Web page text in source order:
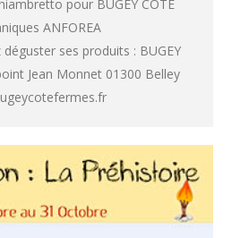
pour BUGEY CÔTÉ
ANFOREA
déguster ses produits : BUGEY
Jean Monnet 01300 Belley